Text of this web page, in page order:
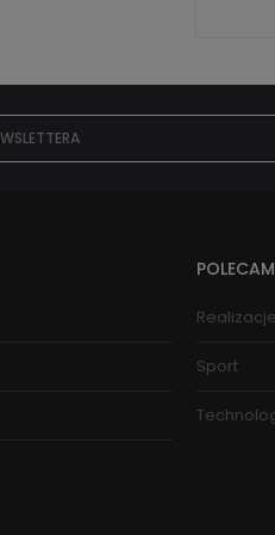
Sport